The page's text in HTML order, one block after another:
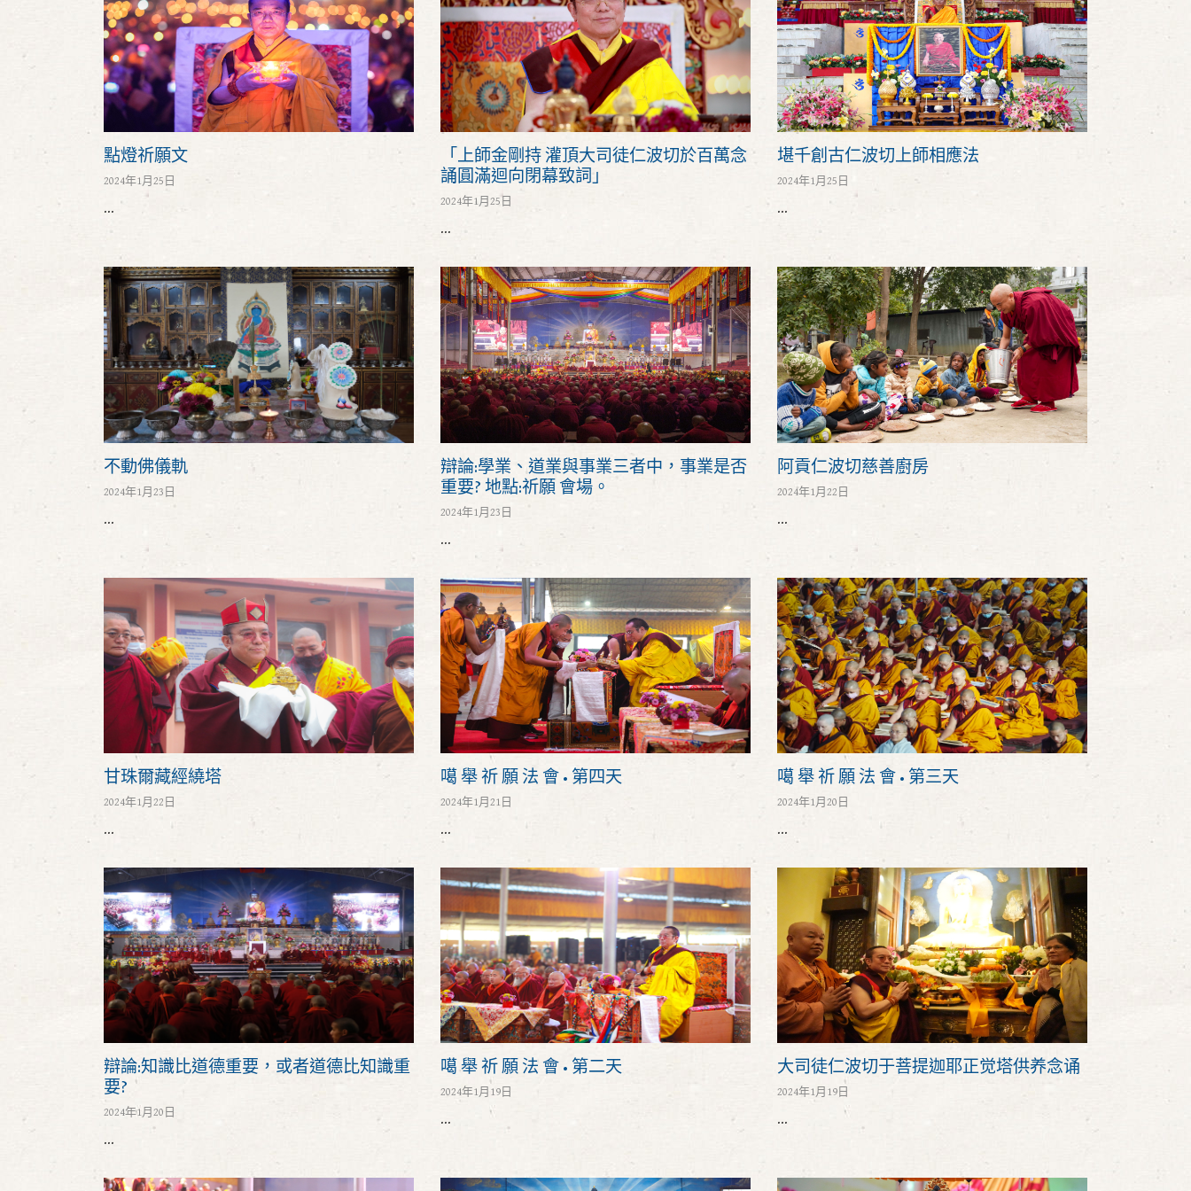
點燈祈願文
2024年1月25日
...
「上師金剛持 灌頂大司徒仁波切於百萬念
誦圓滿迴向閉幕致詞」
2024年1月25日
...
堪千創古仁波切上師相應法
2024年1月25日
...
不動佛儀軌
2024年1月23日
...
辯論:學業、道業與事業三者中，事業是否
重要? 地點:祈願 會場。
2024年1月23日
...
阿貢仁波切慈善廚房
2024年1月22日
...
甘珠爾藏經繞塔
2024年1月22日
...
噶 舉 祈 願 法 會 • 第四天
2024年1月21日
...
噶 舉 祈 願 法 會 • 第三天
2024年1月20日
...
辯論:知識比道德重要，或者道德比知識重
要?
2024年1月20日
...
噶 舉 祈 願 法 會 • 第二天
2024年1月19日
...
大司徒仁波切于菩提迦耶正觉塔供养念诵
2024年1月19日
...